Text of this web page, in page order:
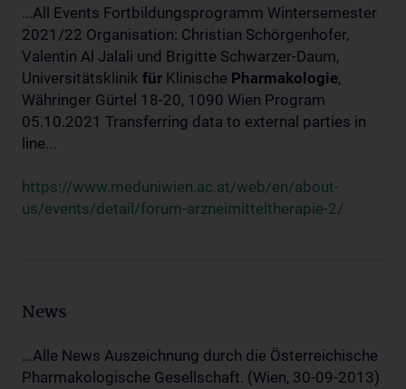
...All Events Fortbildungsprogramm Wintersemester
2021/22 Organisation: Christian Schörgenhofer,
Valentin Al Jalali und Brigitte Schwarzer-Daum,
Universitätsklinik für Klinische Pharmakologie,
Währinger Gürtel 18-20, 1090 Wien Program
05.10.2021 Transferring data to external parties in
line...
https://www.meduniwien.ac.at/web/en/about-
us/events/detail/forum-arzneimitteltherapie-2/
News
...Alle News Auszeichnung durch die Österreichische
Pharmakologische Gesellschaft. (Wien, 30-09-2013)